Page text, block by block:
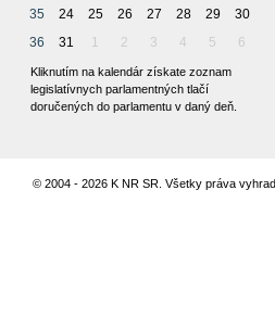
35
24 25 26 27 28 29
30
36
31 1 2 3 4 5 6
Kliknutím na kalendár získate zoznam
legislatívnych parlamentných tlačí
doručených do parlamentu v daný deň.
© 2004 - 2026 K NR SR. Všetky práva